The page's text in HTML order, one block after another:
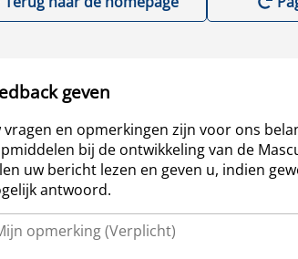
geven
vragen en opmerkingen zijn voor ons
bij de ontwikkeling van de
uw bericht lezen en geven u, indien
antwoord.